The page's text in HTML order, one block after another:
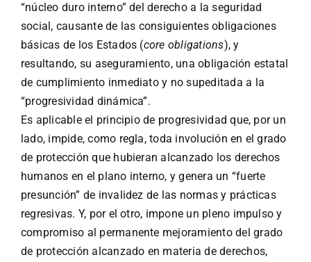
“núcleo duro interno” del derecho a la seguridad
social, causante de las consiguientes obligaciones
básicas de los Estados (core obligations), y
resultando, su aseguramiento, una obligación estatal
de cumplimiento inmediato y no supeditada a la
“progresividad dinámica”.
Es aplicable el principio de progresividad que, por un
lado, impide, como regla, toda involución en el grado
de protección que hubieran alcanzado los derechos
humanos en el plano interno, y genera un “fuerte
presunción” de invalidez de las normas y prácticas
regresivas. Y, por el otro, impone un pleno impulso y
compromiso al permanente mejoramiento del grado
de protección alcanzado en materia de derechos,